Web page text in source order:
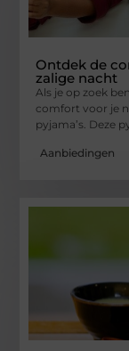
Ontdek de
zalige nacht
Als je op zoek
comfort voor je
pyjama’s. Deze
Aanbiedingen